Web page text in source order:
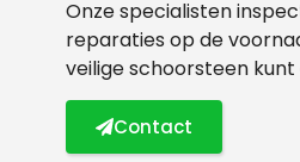
Onze specialisten
reparaties op de
veilige schoorsteen kunt
Contact